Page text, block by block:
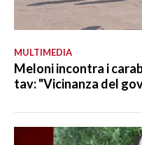
MULTIMEDIA
Meloni incontra i
tav: "Vicinanza del